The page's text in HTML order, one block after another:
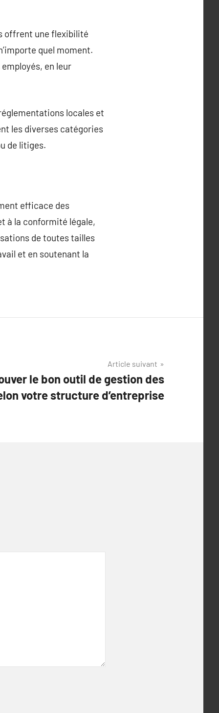
offrent une flexibilité
quel moment.
en leur
locales et
les diverses catégories
de litiges.
efficace des
à la conformité légale,
de toutes tailles
et en soutenant la
Article suivant
le bon outil de gestion des
votre structure d’entreprise